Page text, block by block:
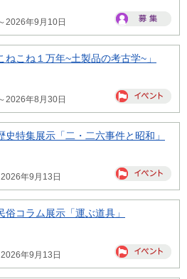
2026年9月10日
ねこね１万年~土製品の考古学~」
2026年8月30日
史特集展示「二・二六事件と昭和」
年9月13日
俗コラム展示「運ぶ道具」
年9月13日